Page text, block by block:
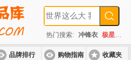
热门搜索: 冲锋衣 极星
品牌排行 购物指南 收藏夹